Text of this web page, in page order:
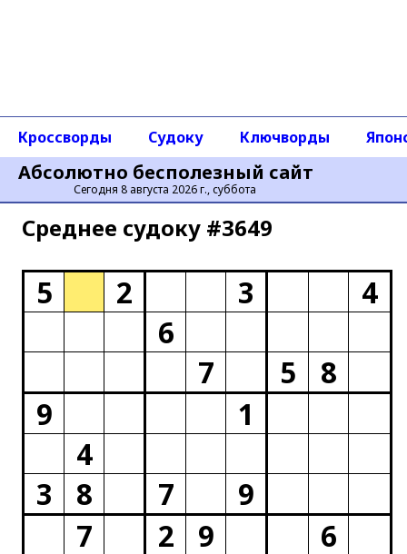
Абсолютно бесполезный сайт
Сегодня 8 августа 2026 г., суббота
Кроссворды Судоку Ключворды
Среднее cудоку #3649
5 2 3
4
6
7
5
8
9
1
4
3
8 7
9
7
2 9
6